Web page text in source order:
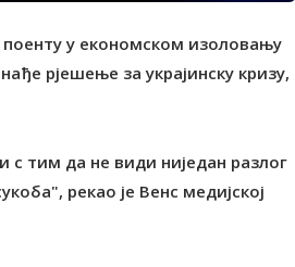
у економском изоловању
рјешење за украјинску кризу,
с тим да не види ниједан разлог
рекао је Венс медијској